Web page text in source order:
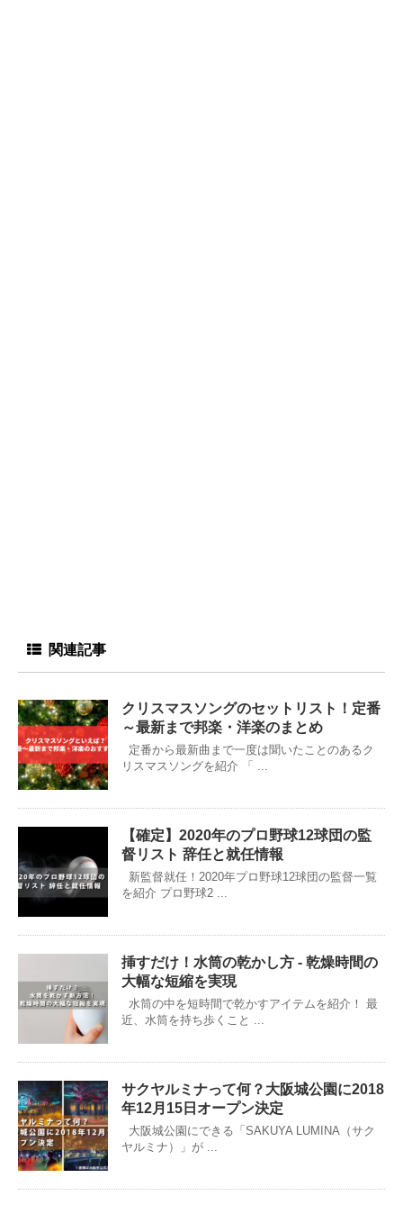
関連記事
クリスマスソングのセットリスト！定番
～最新まで邦楽・洋楽のまとめ
定番から最新曲まで一度は聞いたことのあるク
リスマスソングを紹介 「 ...
【確定】2020年のプロ野球12球団の監
督リスト 辞任と就任情報
新監督就任！2020年プロ野球12球団の監督一覧
を紹介 プロ野球2 ...
挿すだけ！水筒の乾かし方 - 乾燥時間の
大幅な短縮を実現
水筒の中を短時間で乾かすアイテムを紹介！ 最
近、水筒を持ち歩くこと ...
サクヤルミナって何？大阪城公園に2018
年12月15日オープン決定
大阪城公園にできる「SAKUYA LUMINA（サク
ヤルミナ）」が ...